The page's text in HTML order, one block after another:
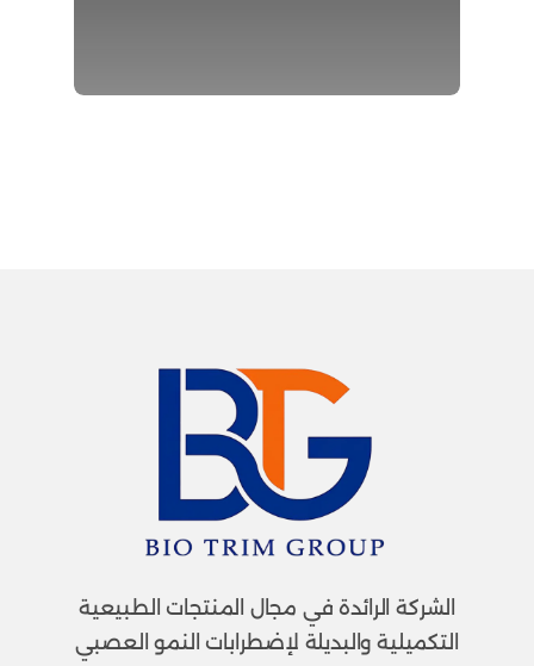
الشركة الرائدة في مجال المنتجات الطبيعية
التكميلية والبديلة لإضطرابات النمو العصبي